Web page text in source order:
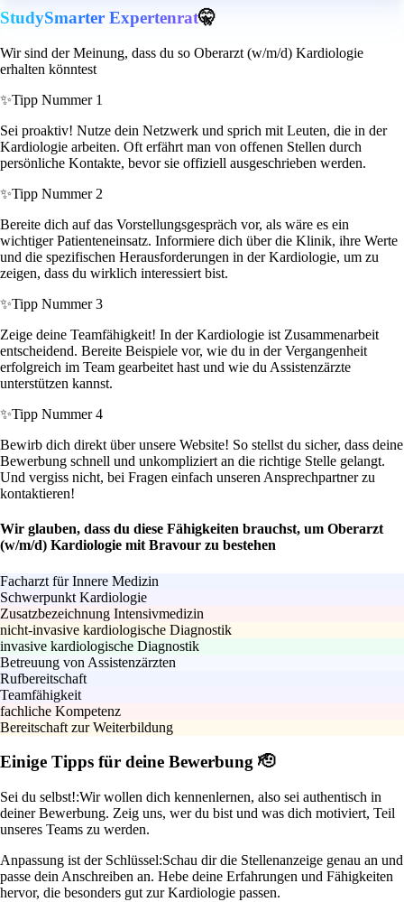
StudySmarter Expertenrat🤫
Wir sind der Meinung, dass du so Oberarzt (w/m/d) Kardiologie
erhalten könntest
✨Tipp Nummer 1
Sei proaktiv! Nutze dein Netzwerk und sprich mit Leuten, die in der
Kardiologie arbeiten. Oft erfährt man von offenen Stellen durch
persönliche Kontakte, bevor sie offiziell ausgeschrieben werden.
✨Tipp Nummer 2
Bereite dich auf das Vorstellungsgespräch vor, als wäre es ein
wichtiger Patienteneinsatz. Informiere dich über die Klinik, ihre Werte
und die spezifischen Herausforderungen in der Kardiologie, um zu
zeigen, dass du wirklich interessiert bist.
✨Tipp Nummer 3
Zeige deine Teamfähigkeit! In der Kardiologie ist Zusammenarbeit
entscheidend. Bereite Beispiele vor, wie du in der Vergangenheit
erfolgreich im Team gearbeitet hast und wie du Assistenzärzte
unterstützen kannst.
✨Tipp Nummer 4
Bewirb dich direkt über unsere Website! So stellst du sicher, dass deine
Bewerbung schnell und unkompliziert an die richtige Stelle gelangt.
Und vergiss nicht, bei Fragen einfach unseren Ansprechpartner zu
kontaktieren!
Wir glauben, dass du diese Fähigkeiten brauchst, um Oberarzt
(w/m/d) Kardiologie mit Bravour zu bestehen
Facharzt für Innere Medizin
Schwerpunkt Kardiologie
Zusatzbezeichnung Intensivmedizin
nicht-invasive kardiologische Diagnostik
invasive kardiologische Diagnostik
Betreuung von Assistenzärzten
Rufbereitschaft
Teamfähigkeit
fachliche Kompetenz
Bereitschaft zur Weiterbildung
Einige Tipps für deine Bewerbung 🫡
Sei du selbst!:Wir wollen dich kennenlernen, also sei authentisch in
deiner Bewerbung. Zeig uns, wer du bist und was dich motiviert, Teil
unseres Teams zu werden.
Anpassung ist der Schlüssel:Schau dir die Stellenanzeige genau an und
passe dein Anschreiben an. Hebe deine Erfahrungen und Fähigkeiten
hervor, die besonders gut zur Kardiologie passen.